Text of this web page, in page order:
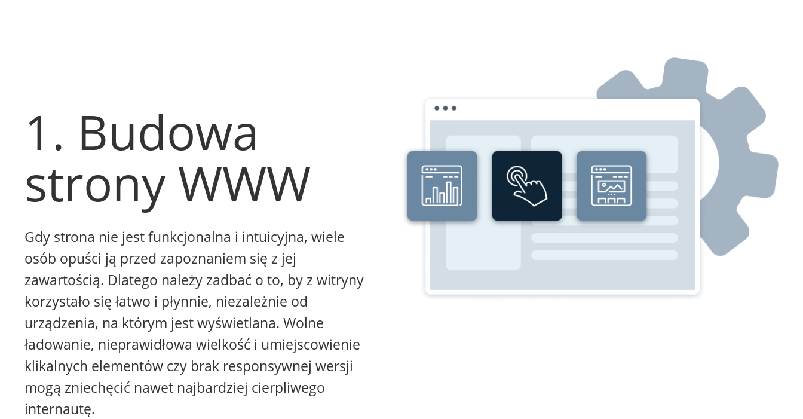
1. Budowa
strony WWW
Gdy strona nie jest funkcjonalna i intuicyjna, wiele
osób opuści ją przed zapoznaniem się z jej
zawartością. Dlatego należy zadbać o to, by z witryny
korzystało się łatwo i płynnie, niezależnie od
urządzenia, na którym jest wyświetlana. Wolne
ładowanie, nieprawidłowa wielkość i umiejscowienie
klikalnych elementów czy brak responsywnej wersji
mogą zniechęcić nawet najbardziej cierpliwego
internautę.